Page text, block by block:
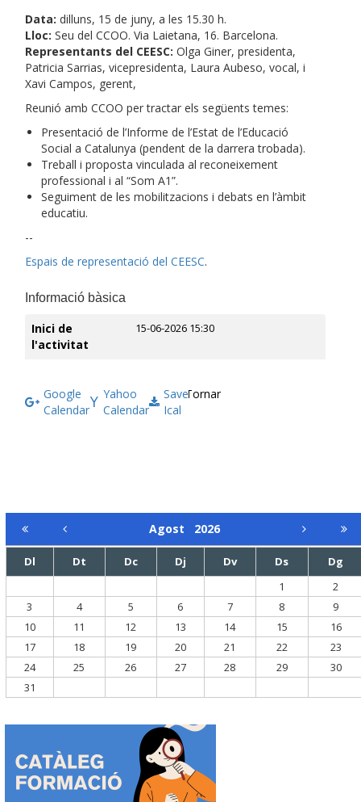
Data: dilluns, 15 de juny, a les 15.30 h.
Lloc:Seu del CCOO. Via Laietana, 16. Barcelona.
Representants del CEESC:Olga Giner, presidenta,
Patricia Sarrias, vicepresidenta, Laura Aubeso, vocal, i
Xavi Campos, gerent,
Reunió amb CCOO per tractar els següents temes:
Presentació de l’Informe de l’Estat de l’Educació
Social a Catalunya (pendent de la darrera trobada).
Treball i proposta vinculada al reconeixement
professional i al “Som A1”.
Seguiment de les mobilitzacions i debats en l’àmbit
educatiu.
--
Espais de representació del CEESC.
Informació bàsica
Inici de
l'activitat
15-06-2026 15:30
Google
Calendar
Yahoo
Calendar
Save
Ical
Tornar
Agost 2026
Dl Dt Dc Dj Dv Ds
Dg
1
2
3
4 5 6 7 8
9
10
11 12 13 14 15
16
17
18 19 20 21 22
23
24
25 26 27 28 29
30
31